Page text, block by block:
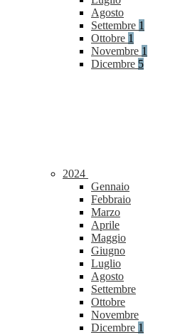
Agosto
Settembre 1
Ottobre 1
Novembre 1
Dicembre 5
2024
Gennaio
Febbraio
Marzo
Aprile
Maggio
Giugno
Luglio
Agosto
Settembre
Ottobre
Novembre
Dicembre 1